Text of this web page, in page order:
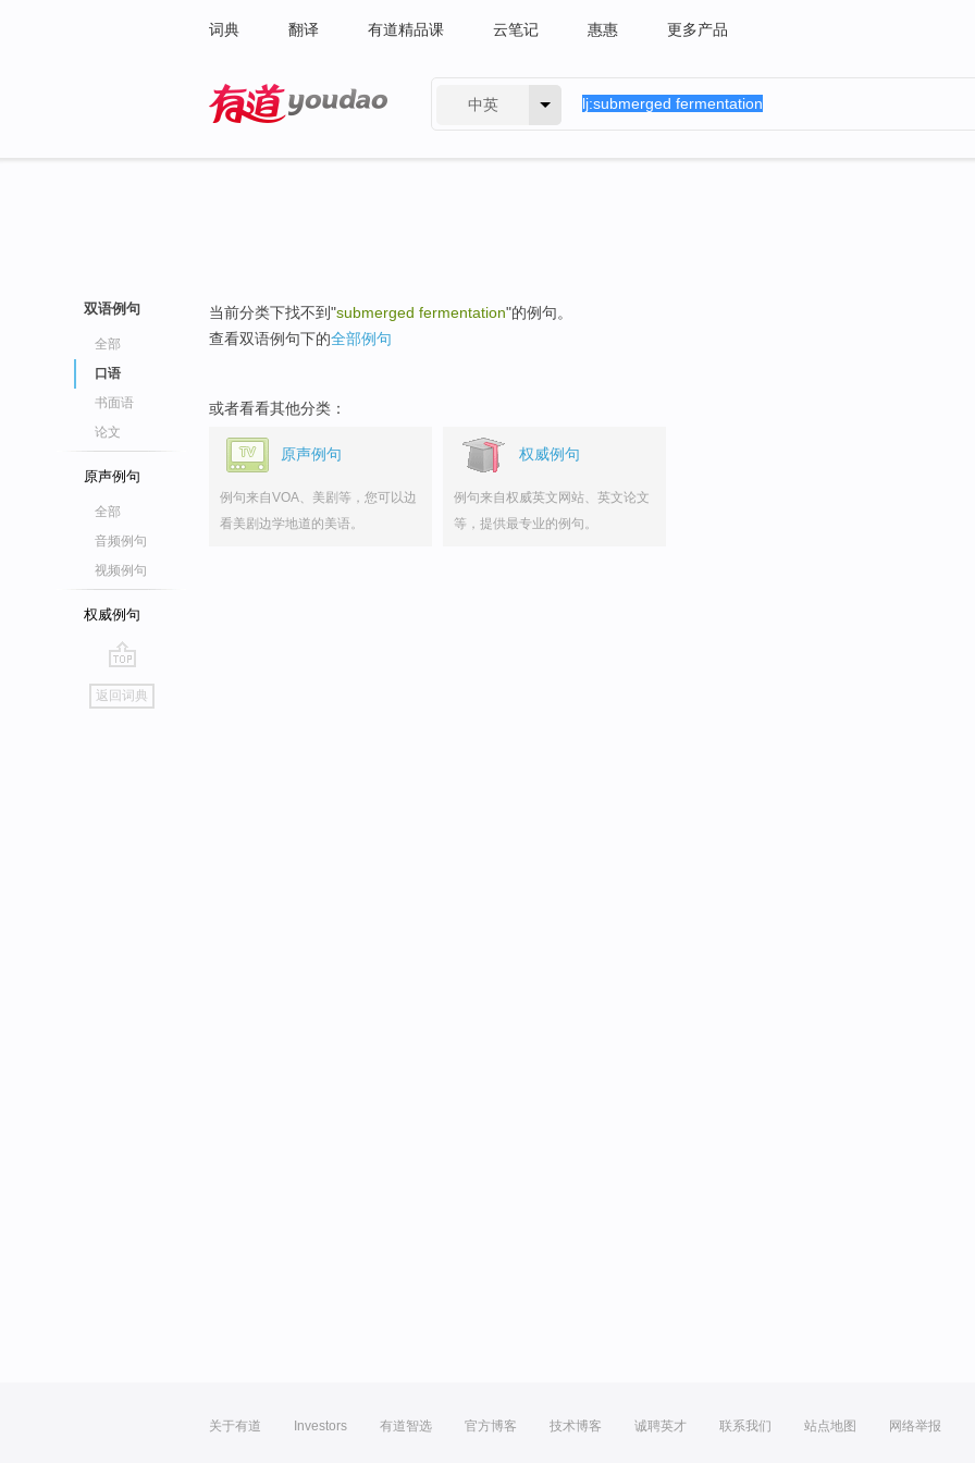
词典 翻译 有道精品课 云笔记 惠惠 更多产品
中英
双语例句
全部
口语
书面语
论文
原声例句
全部
音频例句
视频例句
权威例句
go
top
返回词典
当前分类下找不到"submerged fermentation"的例句。
查看双语例句下的全部例句
或者看看其他分类：
原声例句
例句来自VOA、美剧等，您可以边
看美剧边学地道的美语。
权威例句
例句来自权威英文网站、英文论文
等，提供最专业的例句。
关于有道 Investors 有道智选 官方博客 技术博客 诚聘英才 联系我们 站点地图 网络举报